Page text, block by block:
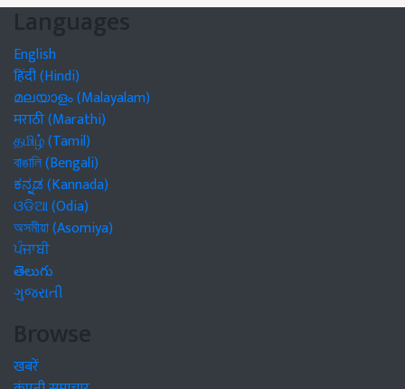
Languages
English
हिंदी (Hindi)
മലയാളം (Malayalam)
मराठी (Marathi)
தமிழ் (Tamil)
বাঙালি (Bengali)
ಕನ್ನಡ (Kannada)
ଓଡିଆ (Odia)
অসমীয়া (Asomiya)
ਪੰਜਾਬੀ
తెలుగు
ગુજરાતી
Browse
खबरें